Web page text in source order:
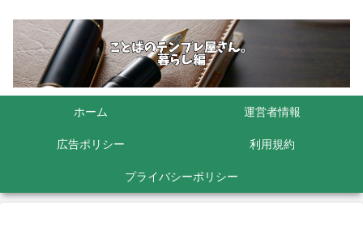
ホーム 運営者情報
広告ポリシー 利用規約
プライバシーポリシー